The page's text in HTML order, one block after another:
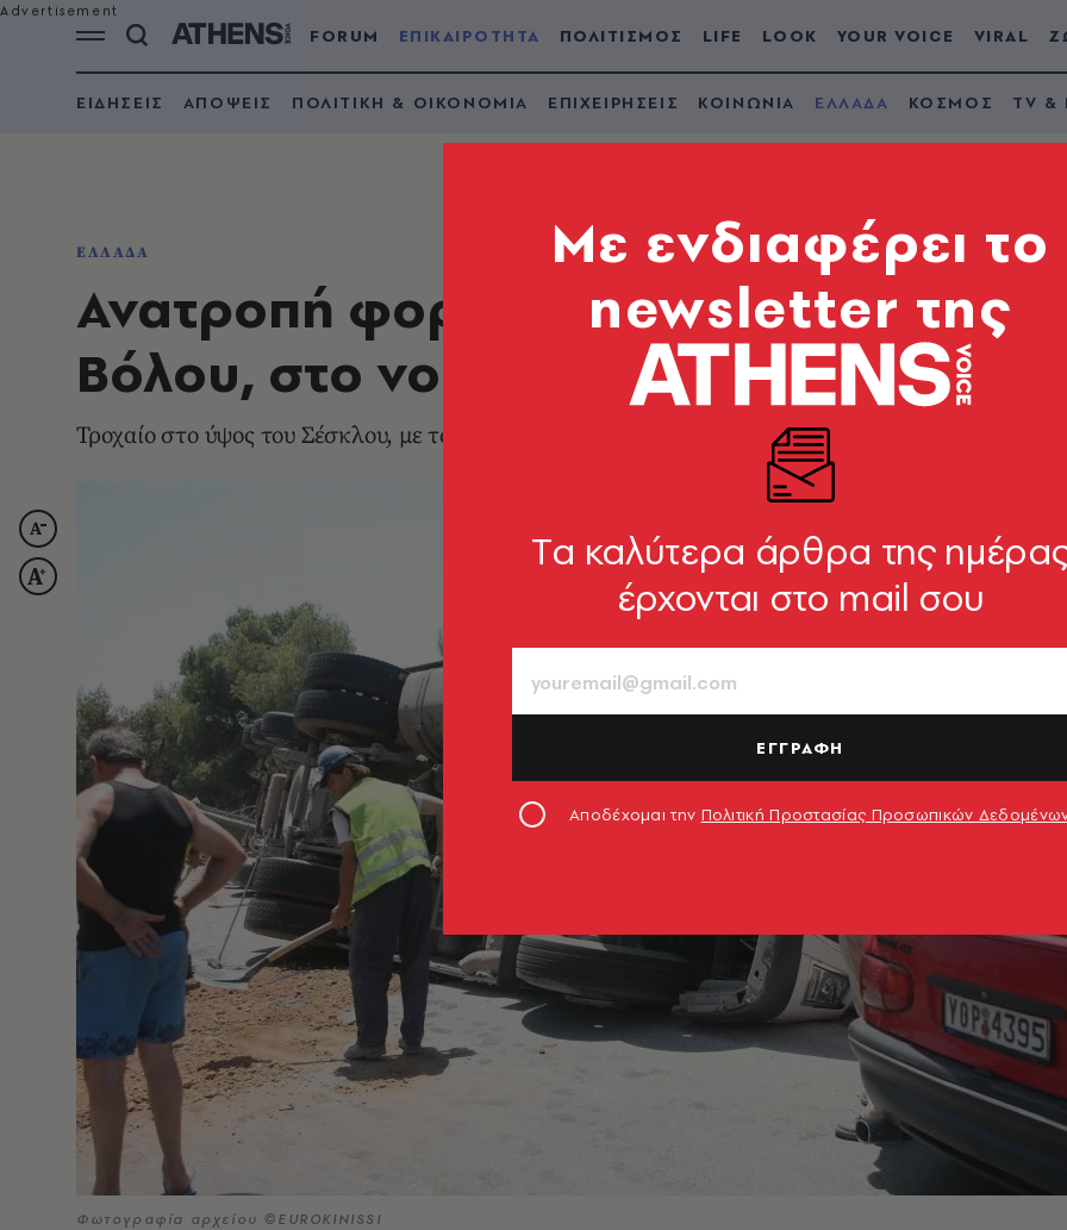
FORUM ΕΠΙΚΑΙΡΟΤΗΤΑ ΠΟΛΙΤΙΣΜΟΣ LIFE LOOK YOUR VOICE VIRAL
ΕΙΔΗΣΕΙΣ ΑΠΟΨΕΙΣ ΠΟΛΙΤΙΚΗ & ΟΙΚΟΝΟΜΙΑ ΕΠΙΧΕΙΡΗΣΕΙΣ ΚΟΙΝΩΝΙΑ ΕΛΛΑΔΑ ΚΟΣΜΟΣ TV &
ΕΛΛΑΔΑ
Ανατροπή φορτηγού στην είσοδο του
Βόλου, στο νοσοκομείο ο οδηγός
Τροχαίο στο ύψος του Σέσκλου, με τον οδηγό να απεγκλωβίζεται από την Πυροσβεστική
Φωτογραφία αρχείου ©EUROKINISSI
Mε ενδιαφέρει το
newsletter της
Tα καλύτερα άρθρα της
έρχονται στο mail σου
ΕΓΓΡΑΦΗ
Αποδέχομαι την Πολιτική Προστασίας Προσωπικών